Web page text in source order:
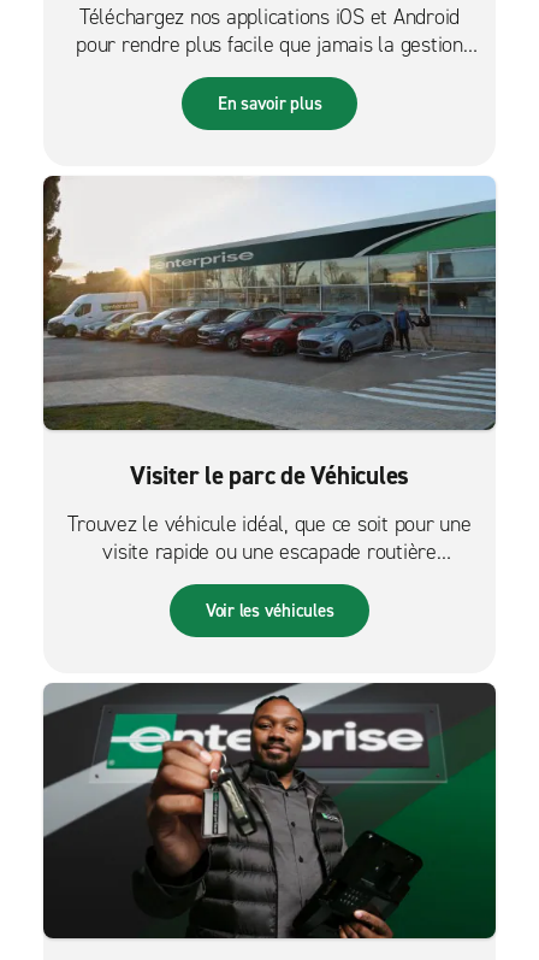
Téléchargez nos applications iOS et Android
pour rendre plus facile que jamais la gestion
des réservations sur le pouce.
En savoir plus
Visiter le parc de Véhicules
Trouvez le véhicule idéal, que ce soit pour une
visite rapide ou une escapade routière
palpitante.
Voir les véhicules